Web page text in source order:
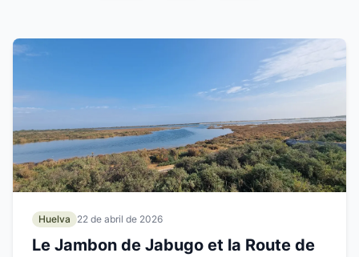
Huelva 22 de abril de 2026
Le Jambon de Jabugo et la Route de